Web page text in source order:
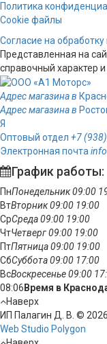
Политика
Cookie файлы
Согласие на
Представленная на
справочный характер
Адрес магазина в
Адрес магазина в
Я
Оптовый отдел +7
Электронная почта
График работы:
ПнПонедельник09:00
ВтВторник09:00 19:00
СрСреда09:00 19:00
ЧтЧетверг09:00 19:00
ПтПятница09:00 19:00
СбСуббота09:00 17:00
ВсВоскресенье09:00
08:06 Время в
Наверх
ИП Палагин Д. В. ©
Web Studio Polygon